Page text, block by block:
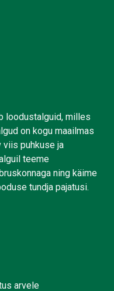
loodustalguid, milles
on kogu maailmas
viis puhkuse ja
teeme
ning käime
tundja pajatusi.
arvele